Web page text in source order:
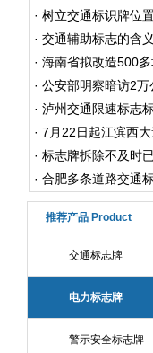
· 树立交通标识牌位
· 交通辅助标志的含
· 海南省拟改造500
· 公安部明察暗访2万
· 泸州交通限速标志
· 7月22日起江滨西
· 标志牌拆除不及时
· 合肥多条道路交通
推荐产品 Product
交通标志牌
电力标志牌
警示安全标志牌